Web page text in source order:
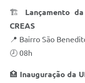
🏗️ Lançamento
CREAS
📍 Bairro São
🕗 08h
🏥 Inauguração da